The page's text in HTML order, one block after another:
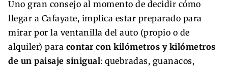
Uno gran consejo al momento de decidir cómo
llegar a Cafayate, implica estar preparado para
mirar por la ventanilla del auto (propio o de
alquiler) para contar con kilómetros y kilómetros
de un paisaje sinigual: quebradas, guanacos,